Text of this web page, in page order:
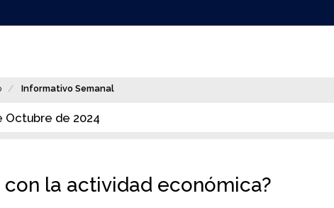
Informativo Semanal
Octubre de 2024
la actividad económica?